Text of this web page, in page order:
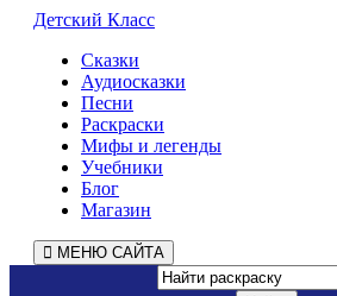
Детский Класс
Сказки
Аудиосказки
Песни
Раскраски
Мифы и легенды
Учебники
Блог
Магазин
МЕНЮ САЙТА